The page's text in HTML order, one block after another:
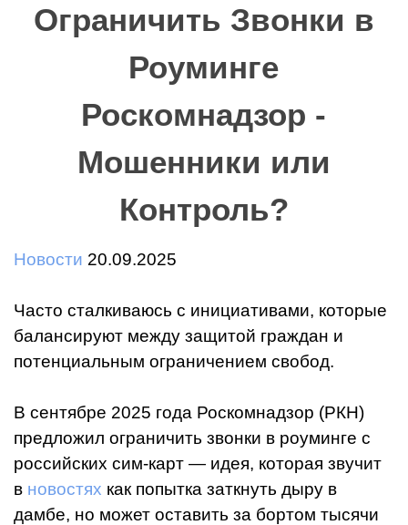
Ограничить Звонки в
Роуминге
Роскомнадзор -
Мошенники или
Контроль?
Новости 20.09.2025
Часто сталкиваюсь с инициативами, которые
балансируют между защитой граждан и
потенциальным ограничением свобод.
В сентябре 2025 года Роскомнадзор (РКН)
предложил ограничить звонки в роуминге с
российских сим-карт — идея, которая звучит
в новостях как попытка заткнуть дыру в
дамбе, но может оставить за бортом тысячи